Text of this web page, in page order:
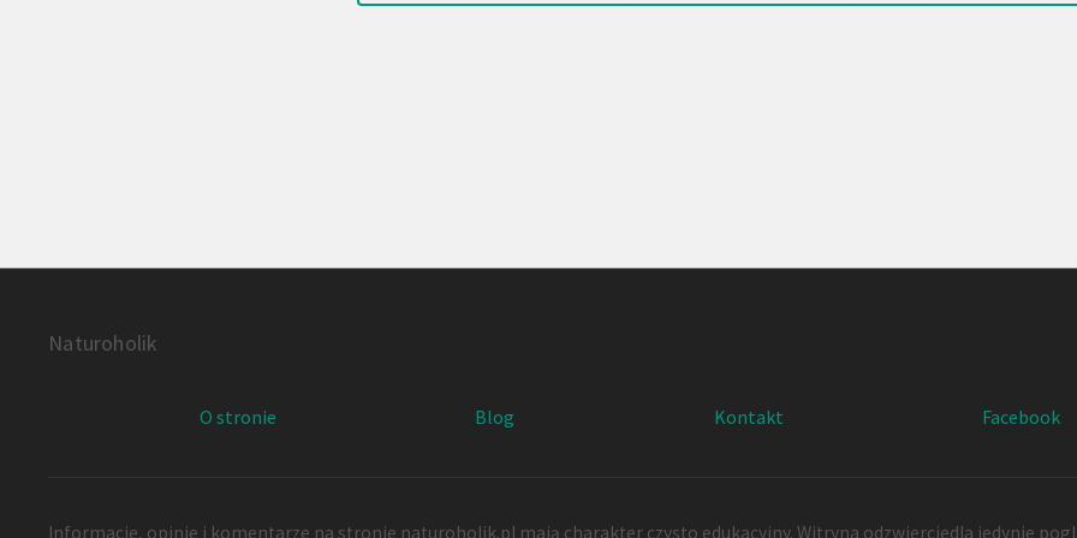
Naturoholik
O stronie Blog Kontakt Facebook
Informacje, opinie i komentarze na stronie naturoholik.pl mają charakter czysto edukacyjny. Witryna odzwierciedla jedynie